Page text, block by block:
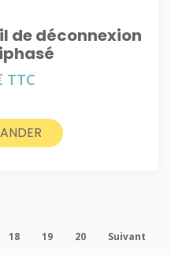
de déconnexion
TTC
18 19 20 Suivant